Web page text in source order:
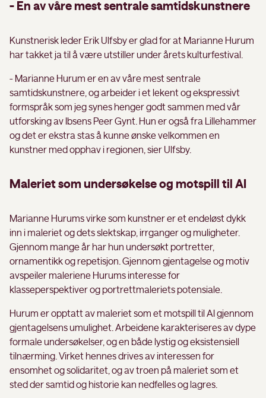
- En av våre mest sentrale samtidskunstnere
Kunstnerisk leder Erik Ulfsby er glad for at Marianne Hurum
har takket ja til å være utstiller under årets kulturfestival.
- Marianne Hurum er en av våre mest sentrale
samtidskunstnere, og arbeider i et lekent og ekspressivt
formspråk som jeg synes henger godt sammen med vår
utforsking av Ibsens Peer Gynt. Hun er også fra Lillehammer
og det er ekstra stas å kunne ønske velkommen en
kunstner med opphav i regionen, sier Ulfsby.
Maleriet som undersøkelse og motspill til AI
Marianne Hurums virke som kunstner er et endeløst dykk
inn i maleriet og dets slektskap, irrganger og muligheter.
Gjennom mange år har hun undersøkt portretter,
ornamentikk og repetisjon. Gjennom gjentagelse og motiv
avspeiler maleriene Hurums interesse for
klasseperspektiver og portrettmaleriets potensiale.
Hurum er opptatt av maleriet som et motspill til AI gjennom
gjentagelsens umulighet. Arbeidene karakteriseres av dype
formale undersøkelser, og en både lystig og eksistensiell
tilnærming. Virket hennes drives av interessen for
ensomhet og solidaritet, og av troen på maleriet som et
sted der samtid og historie kan nedfelles og lagres.